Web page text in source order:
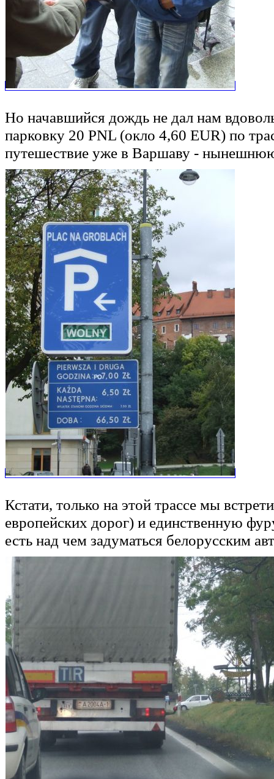
Но начавшийся дождь не дал нам
парковку 20 PNL (окло 4,60 EUR) по
путешествие уже в Варшаву -
Кстати, только на этой трассе мы
европейских дорог) и единственную
есть над чем задуматься белорусским